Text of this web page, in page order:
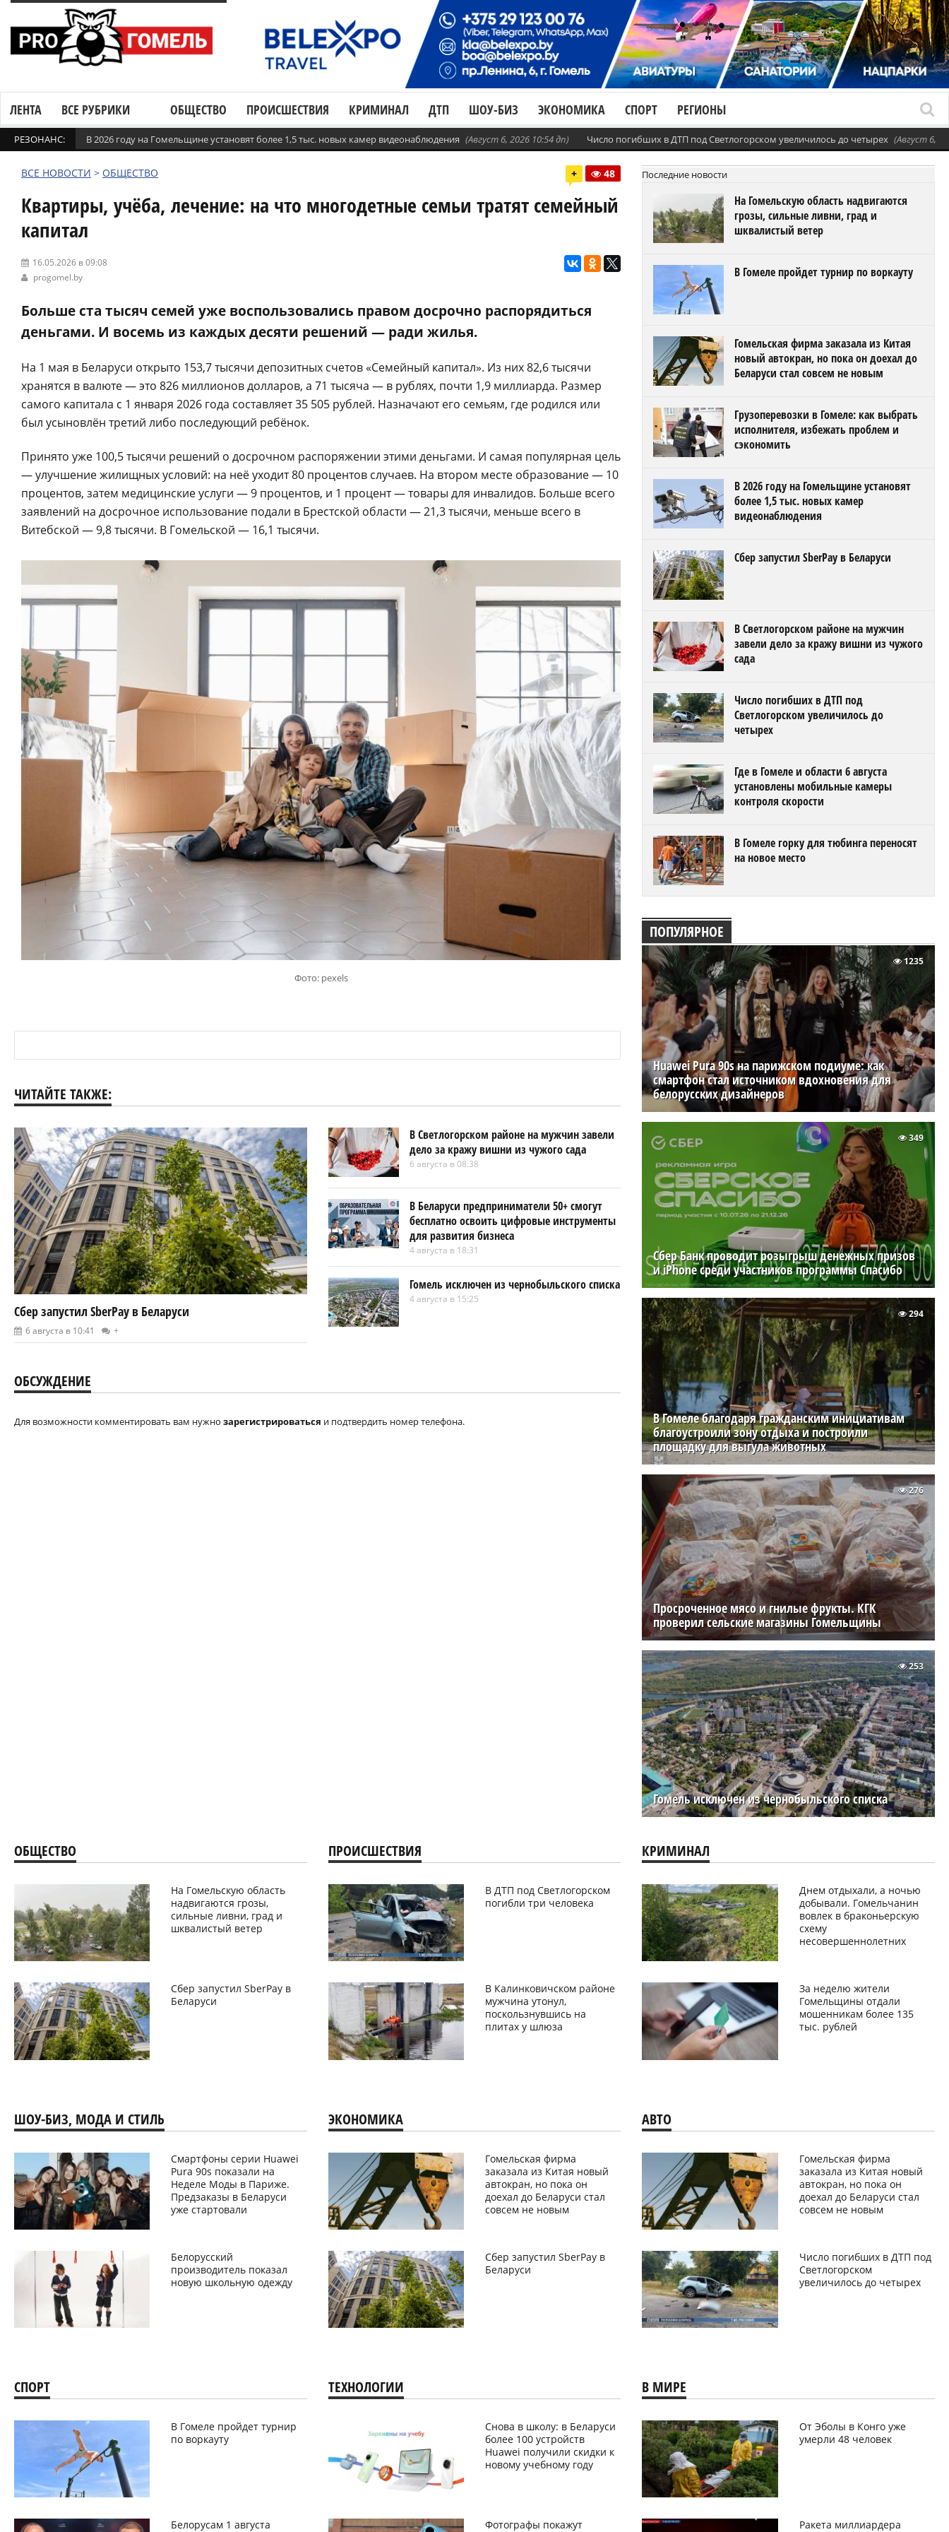
ЛЕНТА ВСЕ РУБРИКИ ОБЩЕСТВО ПРОИСШЕСТВИЯ КРИМИНАЛ ДТП ШОУ-БИЗ ЭКОНОМИКА СПОРТ РЕГИОНЫ
РЕЗОНАНС: В 2026 году на Гомельщине установят более 1,5 тыс. новых камер видеонаблюдения (Август 6, 2026 10:54 дп) Число погибших в ДТП под Светлогорском увеличилось до четырех (Август 6,
ВСЕ НОВОСТИ > ОБЩЕСТВО + 48
Квартиры, учёба, лечение: на что многодетные семьи тратят семейный
капитал
16.05.2026 в 09:08
progomel.by
Больше ста тысяч семей уже воспользовались правом досрочно распорядиться
деньгами. И восемь из каждых десяти решений — ради жилья.
На 1 мая в Беларуси открыто 153,7 тысячи депозитных счетов «Семейный капитал». Из них 82,6 тысячи
хранятся в валюте — это 826 миллионов долларов, а 71 тысяча — в рублях, почти 1,9 миллиарда. Размер
самого капитала с 1 января 2026 года составляет 35 505 рублей. Назначают его семьям, где родился или
был усыновлён третий либо последующий ребёнок.
Принято уже 100,5 тысячи решений о досрочном распоряжении этими деньгами. И самая популярная цель
— улучшение жилищных условий: на неё уходит 80 процентов случаев. На втором месте образование — 10
процентов, затем медицинские услуги — 9 процентов, и 1 процент — товары для инвалидов. Больше всего
заявлений на досрочное использование подали в Брестской области — 21,3 тысячи, меньше всего в
Витебской — 9,8 тысячи. В Гомельской — 16,1 тысячи.
Фото: pexels
ЧИТАЙТЕ ТАКЖЕ:
Сбер запустил SberPay в Беларуси
6 августа в 10:41 +
В Светлогорском районе на мужчин завели
дело за кражу вишни из чужого сада
6 августа в 08:38
В Беларуси предприниматели 50+ смогут
бесплатно освоить цифровые инструменты
для развития бизнеса
4 августа в 18:31
Гомель исключен из чернобыльского списка
4 августа в 15:25
ОБСУЖДЕНИЕ
Для возможности комментировать вам нужно зарегистрироваться и подтвердить номер телефона.
Последние новости
На Гомельскую область надвигаются
грозы, сильные ливни, град и
шквалистый ветер
В Гомеле пройдет турнир по воркауту
Гомельская фирма заказала из Китая
новый автокран, но пока он доехал до
Беларуси стал совсем не новым
Грузоперевозки в Гомеле: как выбрать
исполнителя, избежать проблем и
сэкономить
В 2026 году на Гомельщине установят
более 1,5 тыс. новых камер
видеонаблюдения
Сбер запустил SberPay в Беларуси
В Светлогорском районе на мужчин
завели дело за кражу вишни из чужого
сада
Число погибших в ДТП под
Светлогорском увеличилось до
четырех
Где в Гомеле и области 6 августа
установлены мобильные камеры
контроля скорости
В Гомеле горку для тюбинга переносят
на новое место
ПОПУЛЯРНОЕ
Huawei Pura 90s на парижском подиуме: как
смартфон стал источником вдохновения для
белорусских дизайнеров
1235
Сбер Банк проводит розыгрыш денежных призов
и iPhone среди участников программы Спасибо
349
В Гомеле благодаря гражданским инициативам
благоустроили зону отдыха и построили
площадку для выгула животных
294
Просроченное мясо и гнилые фрукты. КГК
проверил сельские магазины Гомельщины
276
Гомель исключен из чернобыльского списка
253
ОБЩЕСТВО
На Гомельскую область
надвигаются грозы,
сильные ливни, град и
шквалистый ветер
Сбер запустил SberPay в
Беларуси
ПРОИСШЕСТВИЯ
В ДТП под Светлогорском
погибли три человека
В Калинковичском районе
мужчина утонул,
поскользнувшись на
плитах у шлюза
КРИМИНАЛ
Днем отдыхали, а ночью
добывали. Гомельчанин
вовлек в браконьерскую
схему
несовершеннолетних
За неделю жители
Гомельщины отдали
мошенникам более 135
тыс. рублей
ШОУ-БИЗ, МОДА И СТИЛЬ
Смартфоны серии Huawei
Pura 90s показали на
Неделе Моды в Париже.
Предзаказы в Беларуси
уже стартовали
Белорусский
производитель показал
новую школьную одежду
ЭКОНОМИКА
Гомельская фирма
заказала из Китая новый
автокран, но пока он
доехал до Беларуси стал
совсем не новым
Сбер запустил SberPay в
Беларуси
АВТО
Гомельская фирма
заказала из Китая новый
автокран, но пока он
доехал до Беларуси стал
совсем не новым
Число погибших в ДТП под
Светлогорском
увеличилось до четырех
СПОРТ
В Гомеле пройдет турнир
по воркауту
Белорусам 1 августа
ТЕХНОЛОГИИ
Снова в школу: в Беларуси
более 100 устройств
Huawei получили скидки к
новому учебному году
Фотографы покажут
В МИРЕ
От Эболы в Конго уже
умерли 48 человек
Ракета миллиардера